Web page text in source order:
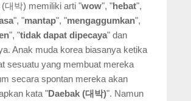
(대박) memiliki arti "wow", "hebat",
", "mantap", "mengaggumkan",
", "tidak dapat dipecaya" dan
Anak muda korea biasanya ketika
sesuatu yang membuat mereka
secara spontan mereka akan
kata "Daebak (대박)". Namun